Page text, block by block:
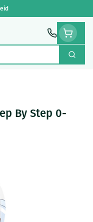
Zoek
By Step 0-